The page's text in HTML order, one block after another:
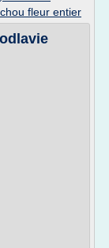
fleur entier